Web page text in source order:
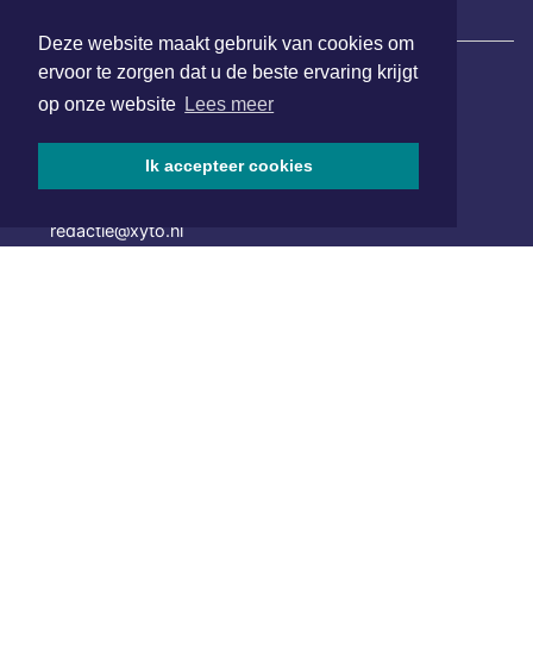
Deze website maakt gebruik van cookies om
ervoor te zorgen dat u de beste ervaring krijgt
op onze website Lees meer
Ik accepteer cookies
Hoofdvestiging:
1701 BZ Heerhugowaard
redactie@xyto.nl